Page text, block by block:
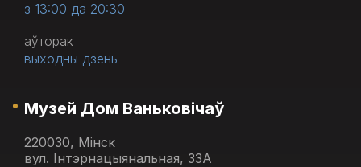
з 13:00 да 20:30
аўторак
выходны дзень
Музей Дом Ваньковічаў
220030, Мінск
вул. Інтэрнацыянальная, 33А